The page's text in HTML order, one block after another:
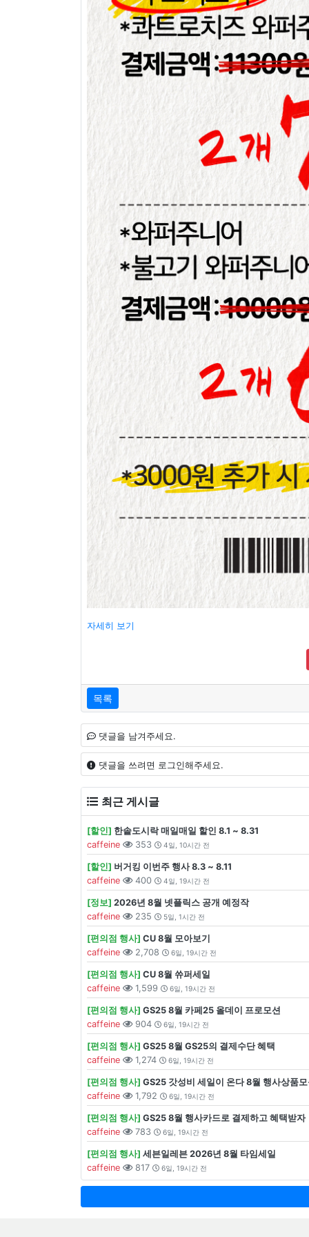
자세히 보기
목록
댓글을 남겨주세요.
댓글을 쓰려면 로그인해주세요.
최근 게시글
[할인] 한솥도시락 매일매일 할인 8.1 ~ 8.31
caffeine
353 4일, 10시간 전
[할인] 버거킹 이번주 행사 8.3 ~ 8.11
caffeine
400 4일, 19시간 전
[정보] 2026년 8월 넷플릭스 공개 예정작
caffeine
235 5일, 1시간 전
[편의점 행사] CU 8월 모아보기
caffeine
2,708 6일, 19시간 전
[편의점 행사] CU 8월 쓔퍼세일
caffeine
1,599 6일, 19시간 전
[편의점 행사] GS25 8월 카페25 올데이 프로모션
caffeine
904 6일, 19시간 전
[편의점 행사] GS25 8월 GS25의 결제수단 혜택
caffeine
1,274 6일, 19시간 전
[편의점 행사] GS25 갓성비 세일이 온다 8월 행사상품
caffeine
1,792 6일, 19시간 전
[편의점 행사] GS25 8월 행사카드로 결제하고 혜택받자
caffeine
783 6일, 19시간 전
[편의점 행사] 세븐일레븐 2026년 8월 타임세일
caffeine
817 6일, 19시간 전